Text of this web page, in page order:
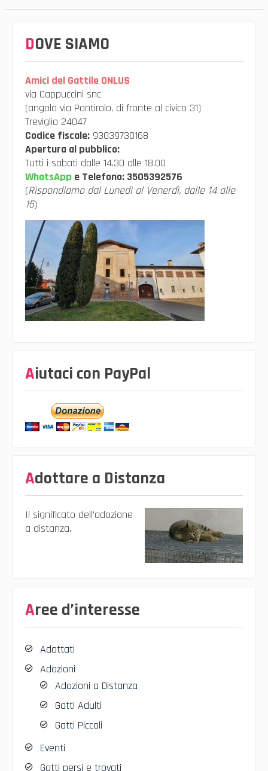
DOVE SIAMO
Amici del Gattile ONLUS
via Cappuccini snc
(angolo via Pontirolo, di fronte al civico 31)
Treviglio 24047
Codice fiscale:93039730168
Apertura al pubblico:
Tutti i sabati dalle 14.30 alle 18.00
WhatsApp e Telefono: 3505392576
(Rispondiamo dal Lunedì al Venerdì, dalle 14 alle
15)
Aiutaci con PayPal
Adottare a Distanza
Il significato dell’adozione
a distanza.
Aree d’interesse
Adottati
Adozioni
Adozioni a Distanza
Gatti Adulti
Gatti Piccoli
Eventi
Gatti persi e trovati